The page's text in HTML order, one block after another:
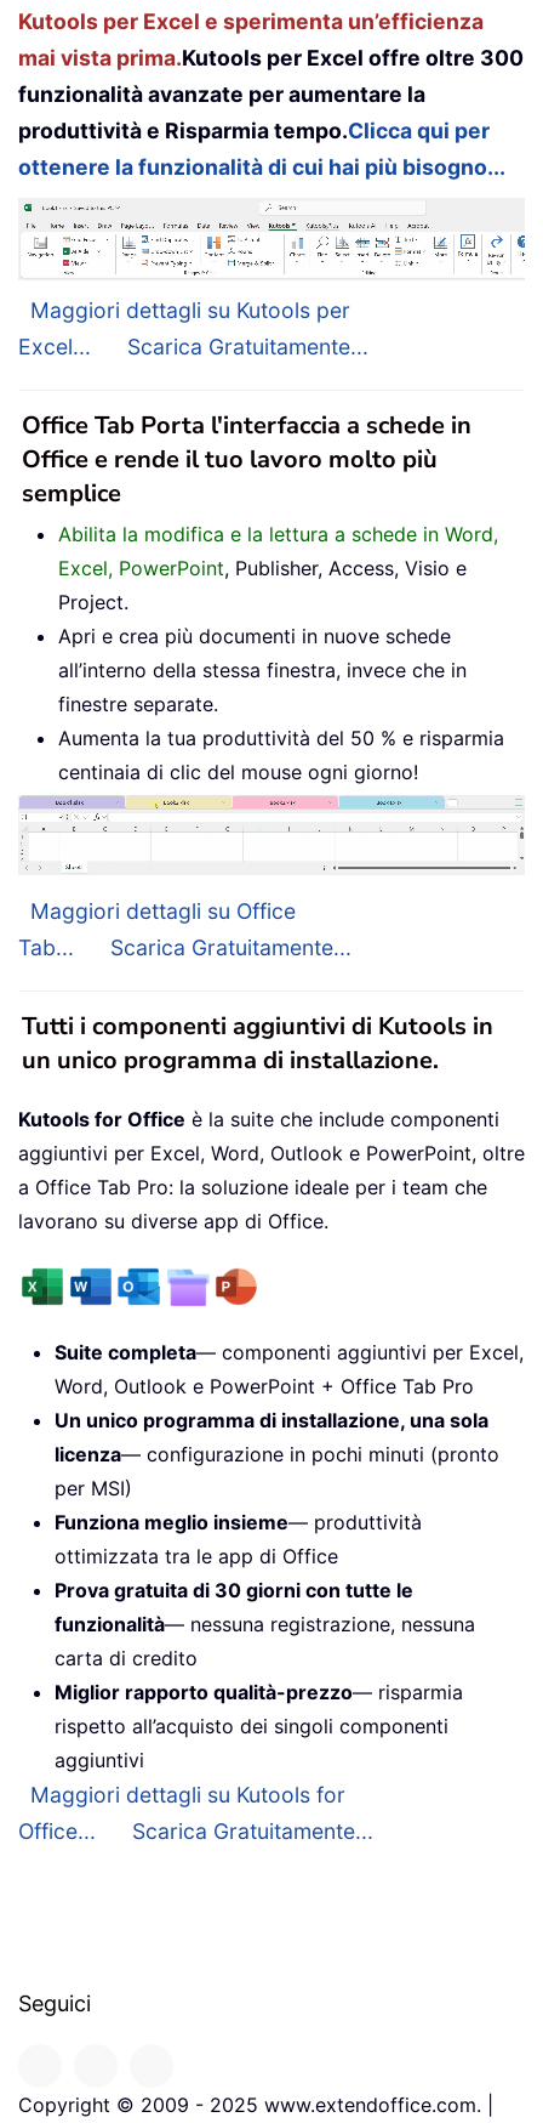
Kutools per Excel e sperimenta un’efficienza
mai vista prima.Kutools per Excel offre oltre 300
funzionalità avanzate per aumentare la
produttività e Risparmia tempo.Clicca qui per
ottenere la funzionalità di cui hai più bisogno...
Maggiori dettagli su Kutools per
Excel...
Scarica Gratuitamente...
Office Tab Porta l'interfaccia a schede in
Office e rende il tuo lavoro molto più
semplice
Abilita la modifica e la lettura a schede in Word,
Excel, PowerPoint, Publisher, Access, Visio e
Project.
Apri e crea più documenti in nuove schede
all’interno della stessa finestra, invece che in
finestre separate.
Aumenta la tua produttività del 50 % e risparmia
centinaia di clic del mouse ogni giorno!
Maggiori dettagli su Office
Tab...
Scarica Gratuitamente...
Tutti i componenti aggiuntivi di Kutools in
un unico programma di installazione.
Kutools for Office è la suite che include componenti
aggiuntivi per Excel, Word, Outlook e PowerPoint, oltre
a Office Tab Pro: la soluzione ideale per i team che
lavorano su diverse app di Office.
Suite completa— componenti aggiuntivi per Excel,
Word, Outlook e PowerPoint + Office Tab Pro
Un unico programma di installazione, una sola
licenza— configurazione in pochi minuti (pronto
per MSI)
Funziona meglio insieme— produttività
ottimizzata tra le app di Office
Prova gratuita di 30 giorni con tutte le
funzionalità— nessuna registrazione, nessuna
carta di credito
Miglior rapporto qualità-prezzo— risparmia
rispetto all’acquisto dei singoli componenti
aggiuntivi
Maggiori dettagli su Kutools for
Office...
Scarica Gratuitamente...
Seguici
Copyright © 2009 - 2025 www.extendoffice.com. |